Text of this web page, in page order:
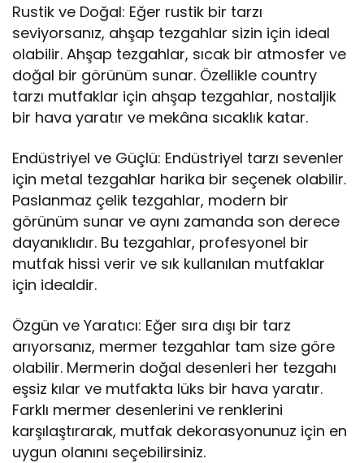
Rustik ve Doğal: Eğer rustik bir tarzı
seviyorsanız, ahşap tezgahlar sizin için ideal
olabilir. Ahşap tezgahlar, sıcak bir atmosfer ve
doğal bir görünüm sunar. Özellikle country
tarzı mutfaklar için ahşap tezgahlar, nostaljik
bir hava yaratır ve mekâna sıcaklık katar.
Endüstriyel ve Güçlü: Endüstriyel tarzı sevenler
için metal tezgahlar harika bir seçenek olabilir.
Paslanmaz çelik tezgahlar, modern bir
görünüm sunar ve aynı zamanda son derece
dayanıklıdır. Bu tezgahlar, profesyonel bir
mutfak hissi verir ve sık kullanılan mutfaklar
için idealdir.
Özgün ve Yaratıcı: Eğer sıra dışı bir tarz
arıyorsanız, mermer tezgahlar tam size göre
olabilir. Mermerin doğal desenleri her tezgahı
eşsiz kılar ve mutfakta lüks bir hava yaratır.
Farklı mermer desenlerini ve renklerini
karşılaştırarak, mutfak dekorasyonunuz için en
uygun olanını seçebilirsiniz.